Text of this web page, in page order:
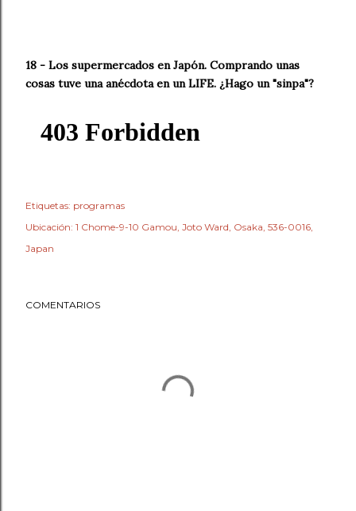
18 - Los supermercados en Japón. Comprando unas
cosas tuve una anécdota en un LIFE. ¿Hago un "sinpa"?
Etiquetas: programas
Ubicación: 1 Chome-9-10 Gamou, Joto Ward, Osaka, 536-0016,
Japan
COMENTARIOS